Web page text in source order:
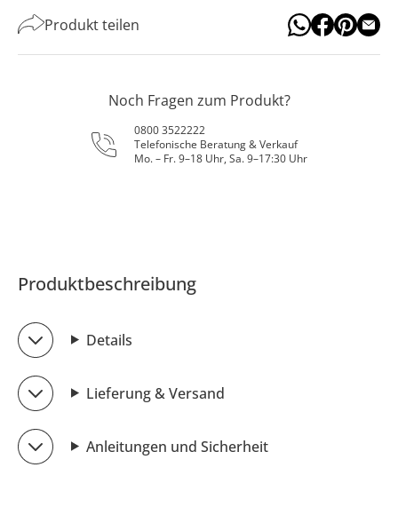
Produkt teilen
Noch Fragen zum Produkt?
0800 3522222
Telefonische Beratung & Verkauf
Mo. – Fr. 9–18 Uhr, Sa. 9–17:30 Uhr
Produktbeschreibung
Details
Lieferung & Versand
Anleitungen und Sicherheit